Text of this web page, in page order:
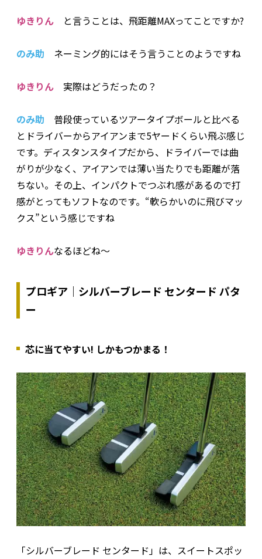
ゆきりん と言うことは、飛距離MAXってことですか?
のみ助 ネーミング的にはそう言うことのようですね
ゆきりん 実際はどうだったの？
のみ助 普段使っているツアータイプボールと比べる
とドライバーからアイアンまで5ヤードくらい飛ぶ感じ
です。ディスタンスタイプだから、ドライバーでは曲
がりが少なく、アイアンでは薄い当たりでも距離が落
ちない。その上、インパクトでつぶれ感があるので打
感がとってもソフトなのです。“軟らかいのに飛びマッ
クス”という感じですね
ゆきりんなるほどね～
プロギア｜シルバーブレード センタード パタ
ー
芯に当てやすい! しかもつかまる！
「シルバーブレード センタード」は、スイートスポッ